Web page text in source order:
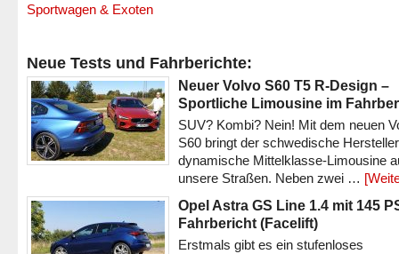
Sportwagen & Exoten
Neue Tests und Fahrberichte:
Neuer Volvo S60 T5 R-Design –
Sportliche Limousine im
SUV? Kombi? Nein! Mit dem neuen
S60 bringt der schwedische
dynamische Mittelklasse-Limousine
unsere Straßen. Neben zwei …
Opel Astra GS Line 1.4 mit 145
Fahrbericht (Facelift)
Erstmals gibt es ein stufenloses